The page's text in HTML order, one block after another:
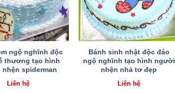
ngộ nghĩnh độc
thương tạo hình
spiderman
Liên hệ
Bánh sinh nhật độc đáo
ngộ nghĩnh tạo hình người
nhện nhả tơ đẹp
Liên hệ